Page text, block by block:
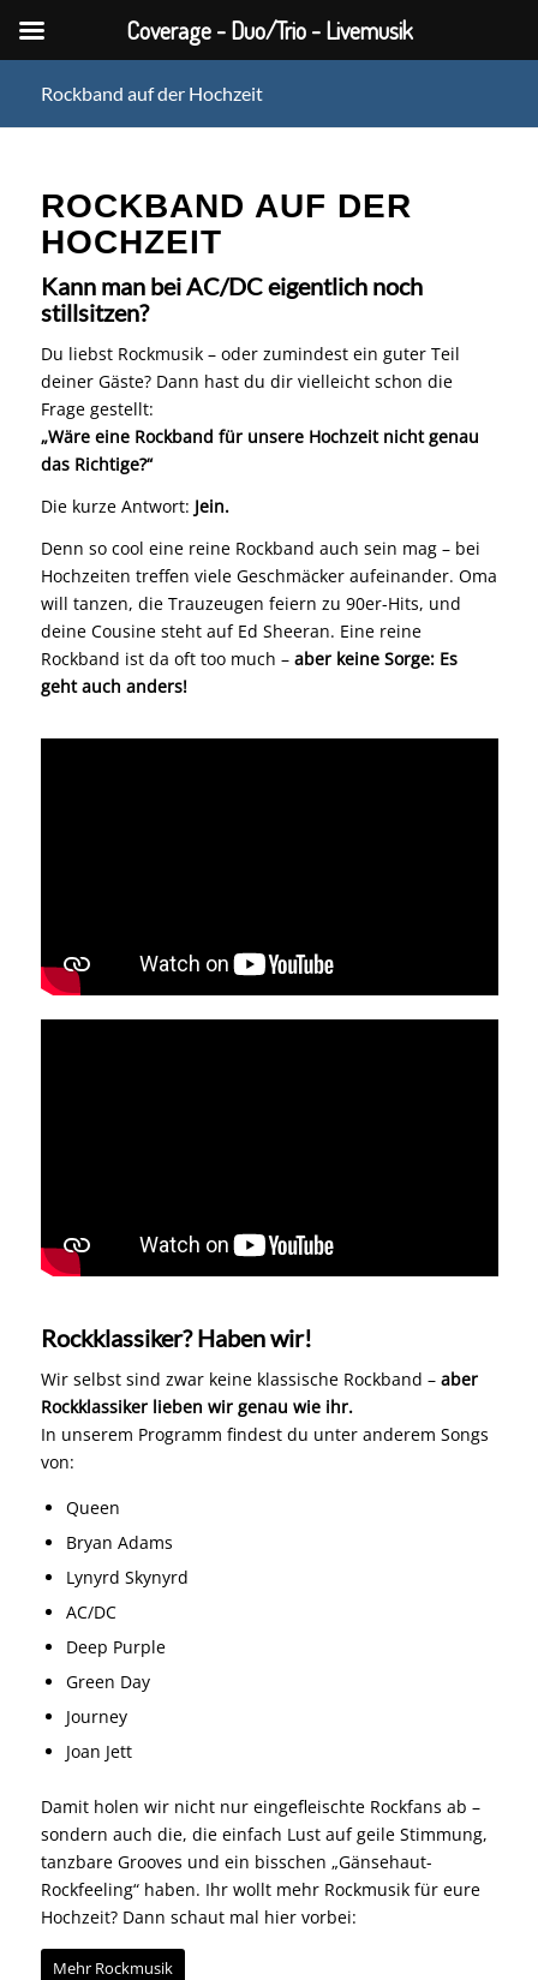
Rockband auf der Hochzeit
ROCKBAND AUF DER
HOCHZEIT
Kann man bei AC/DC eigentlich noch
stillsitzen?
Du liebst Rockmusik – oder zumindest ein guter Teil
deiner Gäste? Dann hast du dir vielleicht schon die
Frage gestellt:
„Wäre eine Rockband für unsere Hochzeit nicht genau
das Richtige?“
Die kurze Antwort: Jein.
Denn so cool eine reine Rockband auch sein mag – bei
Hochzeiten treffen viele Geschmäcker aufeinander. Oma
will tanzen, die Trauzeugen feiern zu 90er-Hits, und
deine Cousine steht auf Ed Sheeran. Eine reine
Rockband ist da oft too much – aber keine Sorge: Es
geht auch anders!
Rockklassiker? Haben wir!
Wir selbst sind zwar keine klassische Rockband – aber
Rockklassiker lieben wir genau wie ihr.
In unserem Programm findest du unter anderem Songs
von:
Queen
Bryan Adams
Lynyrd Skynyrd
AC/DC
Deep Purple
Green Day
Journey
Joan Jett
Damit holen wir nicht nur eingefleischte Rockfans ab –
sondern auch die, die einfach Lust auf geile Stimmung,
tanzbare Grooves und ein bisschen „Gänsehaut-
Rockfeeling“ haben. Ihr wollt mehr Rockmusik für eure
Hochzeit? Dann schaut mal hier vorbei:
Mehr Rockmusik
Coverage - Duo/Trio - Livemusik